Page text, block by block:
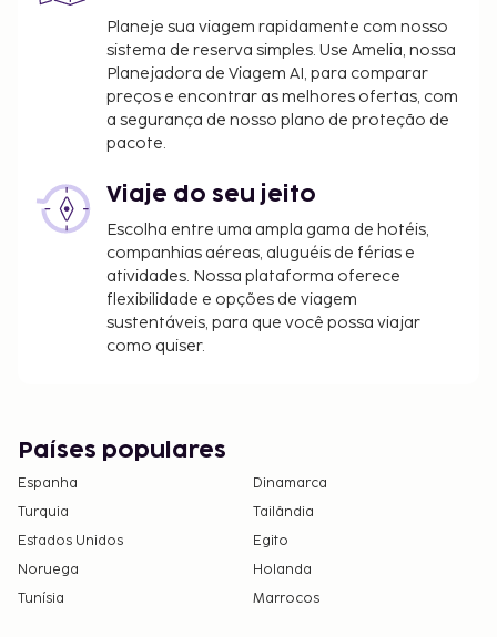
Planeje sua viagem rapidamente com nosso
sistema de reserva simples. Use Amelia, nossa
Planejadora de Viagem AI, para comparar
preços e encontrar as melhores ofertas, com
a segurança de nosso plano de proteção de
pacote.
Viaje do seu jeito
Escolha entre uma ampla gama de hotéis,
companhias aéreas, aluguéis de férias e
atividades. Nossa plataforma oferece
flexibilidade e opções de viagem
sustentáveis, para que você possa viajar
como quiser.
Países populares
Espanha
Dinamarca
Turquia
Tailândia
Estados Unidos
Egito
Noruega
Holanda
Tunísia
Marrocos